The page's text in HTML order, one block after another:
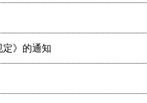
定》的通知